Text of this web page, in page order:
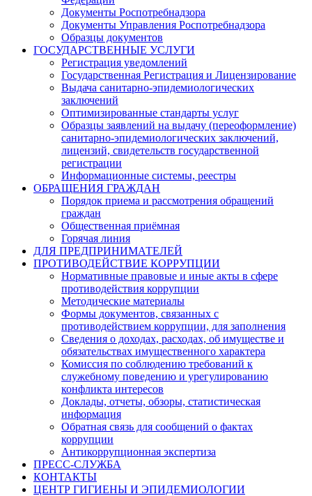
Документы Роспотребнадзора
Документы Управления Роспотребнадзора
Образцы документов
ГОСУДАРСТВЕННЫЕ УСЛУГИ
Регистрация уведомлений
Государственная Регистрация и Лицензирование
Выдача санитарно-эпидемиологических
заключений
Оптимизированные стандарты услуг
Образцы заявлений на выдачу (переоформление)
санитарно-эпидемиологических заключений,
лицензий, свидетельств государственной
регистрации
Информационные системы, реестры
ОБРАЩЕНИЯ ГРАЖДАН
Порядок приема и рассмотрения обращений
граждан
Общественная приёмная
Горячая линия
ДЛЯ ПРЕДПРИНИМАТЕЛЕЙ
ПРОТИВОДЕЙСТВИЕ КОРРУПЦИИ
Нормативные правовые и иные акты в сфере
противодействия коррупции
Методические материалы
Формы документов, связанных с
противодействием коррупции, для заполнения
Сведения о доходах, расходах, об имуществе и
обязательствах имущественного характера
Комиссия по соблюдению требований к
служебному поведению и урегулированию
конфликта интересов
Доклады, отчеты, обзоры, статистическая
информация
Обратная связь для сообщений о фактах
коррупции
Антикоррупционная экспертиза
ПРЕСС-СЛУЖБА
КОНТАКТЫ
ЦЕНТР ГИГИЕНЫ И ЭПИДЕМИОЛОГИИ